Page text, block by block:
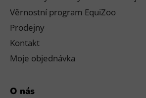
Věrnostní program EquiZoo
Prodejny
Kontakt
Moje objednávka
O nás